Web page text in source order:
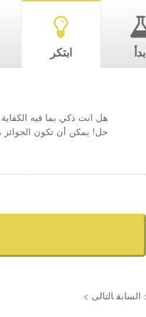
ابتكر
هل انت ذكي بما فيه
حل! يمكن أن تكون
السابق التالى >